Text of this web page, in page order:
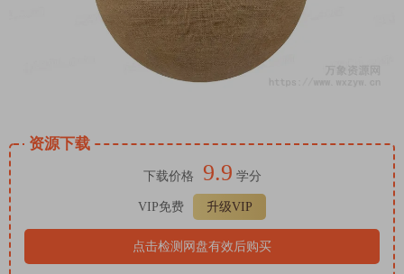
资源下载
下载价格 9.9 学分
VIP免费 升级VIP
点击检测网盘有效后购买